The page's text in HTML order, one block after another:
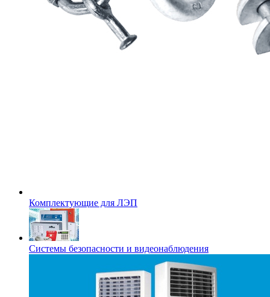
Комплектующие для ЛЭП
Системы безопасности и видеонаблюдения